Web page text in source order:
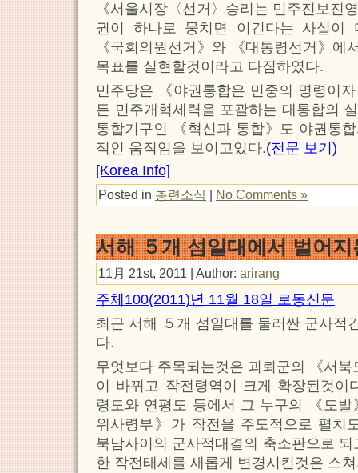
《서울시장〈선거〉승리는 민주진보진
권이 하나로 뭉치면 이긴다는 사실이
《국회의원선거》와 《대통령선거》에
목표를 실현할것이라고 다짐하였다.
민주당은 《야권통합은 민중의 명령이
든 민주개혁세력을 포괄하는 대통합의
통합기구인 《혁신과 통합》도 야권통
적인 움직임을 보이고있다.(전문 보기)
[Korea Info]
Posted in 총련소식 | No Comments »
서해 ５개 섬일대에서 벌어
11月 21st, 2011 | Author: arirang
주체100(2011)년 11월 18일 로동신문
최근 서해 ５개 섬일대를 둘러싼 군사적
다.
무엇보다 주목되는것은 괴뢰군의 《서
이 바뀌고 작전령역이 크게 확장된것이
령도와 연평도 등에서 그 누구의 《도
위사령부》가 작전을 주도적으로 펼치
북남사이의 군사적대결의 축소판으로
한 작전태세를 새롭게 변경시킨것은 스